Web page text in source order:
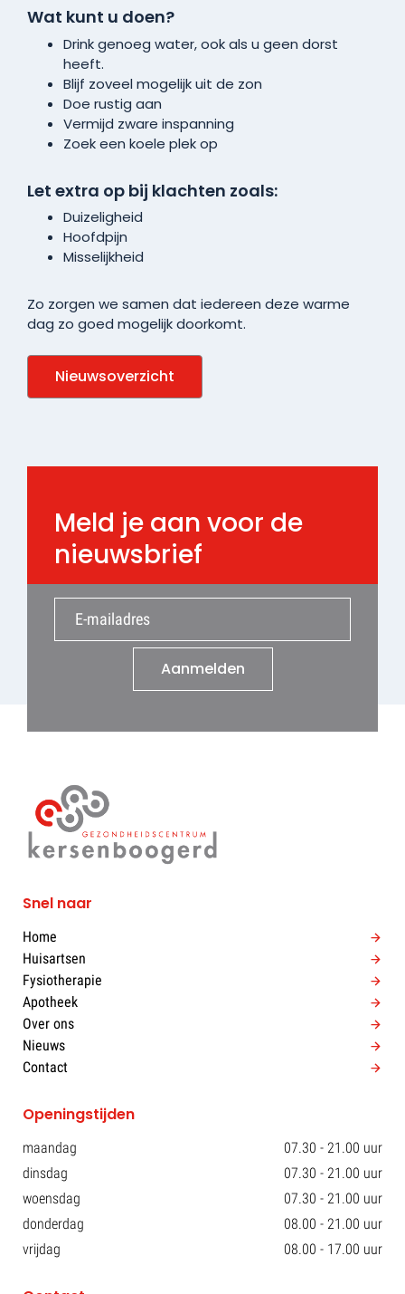
Wat kunt u doen?
Drink genoeg water, ook als u geen dorst
heeft.
Blijf zoveel mogelijk uit de zon
Doe rustig aan
Vermijd zware inspanning
Zoek een koele plek op
Let extra op bij klachten zoals:
Duizeligheid
Hoofdpijn
Misselijkheid
Zo zorgen we samen dat iedereen deze warme
dag zo goed mogelijk doorkomt.
Nieuwsoverzicht
Meld je aan voor de
nieuwsbrief
Aanmelden
Snel naar
Home
Huisartsen
Fysiotherapie
Apotheek
Over ons
Nieuws
Contact
Openingstijden
maandag
07.30 - 21.00 uur
dinsdag
07.30 - 21.00 uur
woensdag
07.30 - 21.00 uur
donderdag
08.00 - 21.00 uur
vrijdag
08.00 - 17.00 uur